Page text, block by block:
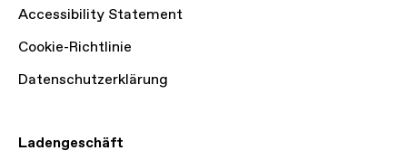
Accessibility Statement
Cookie-Richtlinie
Datenschutzerklärung
Ladengeschäft